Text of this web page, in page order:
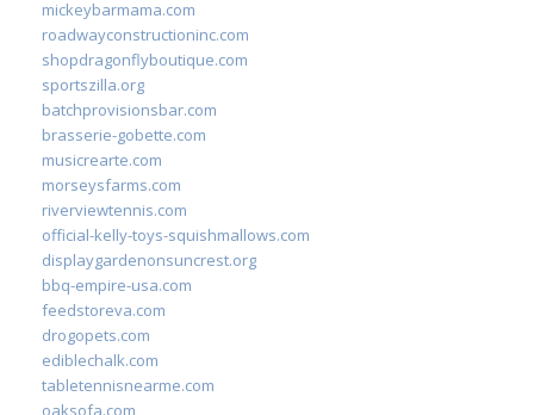
mickeybarmama.com
roadwayconstructioninc.com
shopdragonflyboutique.com
sportszilla.org
batchprovisionsbar.com
brasserie-gobette.com
musicrearte.com
morseysfarms.com
riverviewtennis.com
official-kelly-toys-squishmallows.com
displaygardenonsuncrest.org
bbq-empire-usa.com
feedstoreva.com
drogopets.com
ediblechalk.com
tabletennisnearme.com
oaksofa.com